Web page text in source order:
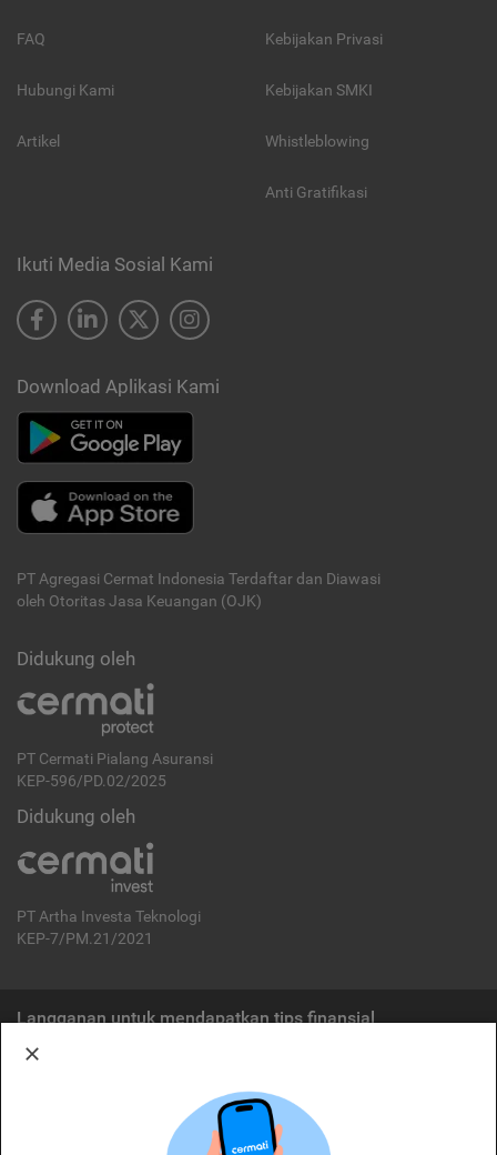
FAQ
Hubungi Kami
Artikel
Kebijakan Privasi
Kebijakan SMKI
Whistleblowing
Anti Gratifikasi
Ikuti Media Sosial Kami
Download Aplikasi Kami
PT Agregasi Cermat Indonesia Terdaftar dan Diawasi
oleh Otoritas Jasa Keuangan (OJK)
Didukung oleh
PT Cermati Pialang Asuransi
KEP-596/PD.02/2025
Didukung oleh
PT Artha Investa Teknologi
KEP-7/PM.21/2021
Langganan untuk mendapatkan tips finansial
Cermati merupakan penyelenggara agregasi jasa keuangan yang terdaftar di